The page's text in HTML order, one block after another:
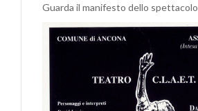
Guarda il manifesto dello spettacolo